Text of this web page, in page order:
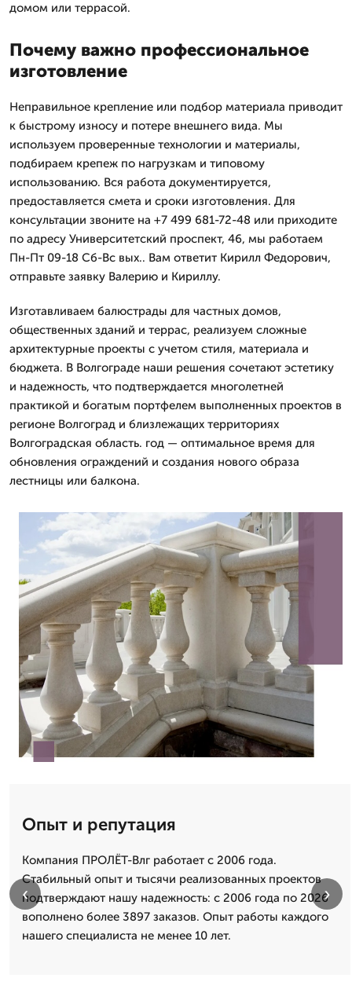
домом или террасой.
Почему важно профессиональное
изготовление
Неправильное крепление или подбор материала приводит
к быстрому износу и потере внешнего вида. Мы
используем проверенные технологии и материалы,
подбираем крепеж по нагрузкам и типовому
использованию. Вся работа документируется,
предоставляется смета и сроки изготовления. Для
консультации звоните на +7 499 681-72-48 или приходите
по адресу Университетский проспект, 46, мы работаем
Пн-Пт 09-18 Сб-Вс вых.. Вам ответит Кирилл Федорович,
отправьте заявку Валерию и Кириллу.
Изготавливаем балюстрады для частных домов,
общественных зданий и террас, реализуем сложные
архитектурные проекты с учетом стиля, материала и
бюджета. В Волгограде наши решения сочетают эстетику
и надежность, что подтверждается многолетней
практикой и богатым портфелем выполненных проектов в
регионе Волгоград и близлежащих территориях
Волгоградская область. год — оптимальное время для
обновления ограждений и создания нового образа
лестницы или балкона.
Опыт и репутация
Компания ПРОЛЁТ-Влг работает с 2006 года.
Стабильный опыт и тысячи реализованных проектов
подтверждают нашу надежность: с 2006 года по 2026
вополнено более 3897 заказов. Опыт работы каждого
нашего специалиста не менее 10 лет.
‹ ›